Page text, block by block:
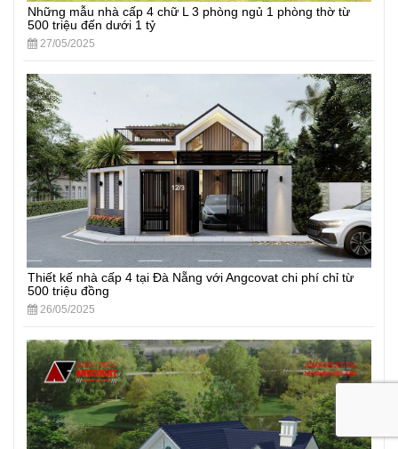
Những mẫu nhà cấp 4 chữ L 3 phòng ngủ 1 phòng thờ từ
500 triệu đến dưới 1 tỷ
27/05/2025
Thiết kế nhà cấp 4 tại Đà Nẵng với Angcovat chi phí chỉ từ
500 triệu đồng
26/05/2025